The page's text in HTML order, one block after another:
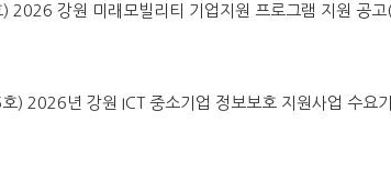
2026 강원 미래모빌리티 기업지원 프로그램 지원 공고
) 2026년 강원 ICT 중소기업 정보보호 지원사업 수요